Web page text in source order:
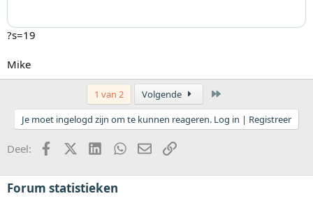
?s=19
Mike
1 van 2 Volgende
Je moet ingelogd zijn om te kunnen reageren. Log in | Registreer
Deel: FacebookX (Twitter)LinkedInWhatsApp
E-mailkoppeling
Forum statistieken